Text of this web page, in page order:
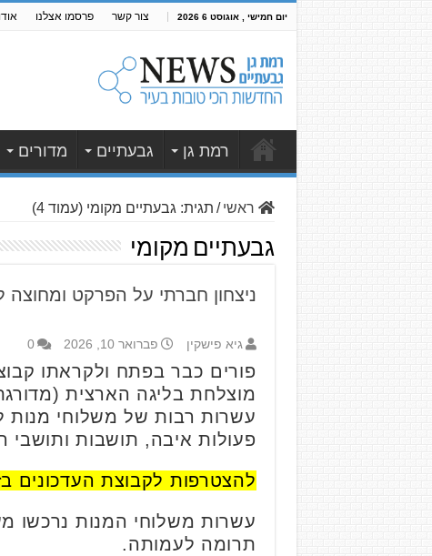
יום חמישי , אוגוסט 6 2026 צור קשר פרסמו אצלנו
רמת גן גבעתיים מדורים
ראשי / תגית: גבעתיים מקומי (עמוד 4)
גבעתיים מקומי
ניצחון חברתי על הפרקט ומחוצה
גיא פישקין פברואר 10, 2026 0
פורים כבר בפתח ולקראתו
עשרות רבות של משלוחי מנות
פעולות איבה, תושבות ותושבי
להצטרפות לקבוצת העדכונים
עשרות משלוחי המנות נרכשו
תרומה לעמותה.